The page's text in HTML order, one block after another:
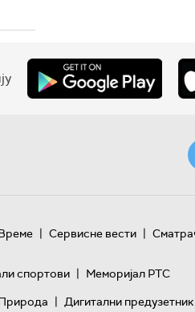
| Сервисне вести |
спортови | Меморијал РТС
| Дигитални предузетник